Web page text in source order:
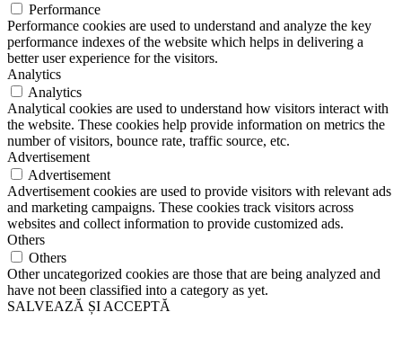
Performance
Performance cookies are used to understand and analyze the key
performance indexes of the website which helps in delivering a
better user experience for the visitors.
Analytics
Analytics
Analytical cookies are used to understand how visitors interact with
the website. These cookies help provide information on metrics the
number of visitors, bounce rate, traffic source, etc.
Advertisement
Advertisement
Advertisement cookies are used to provide visitors with relevant ads
and marketing campaigns. These cookies track visitors across
websites and collect information to provide customized ads.
Others
Others
Other uncategorized cookies are those that are being analyzed and
have not been classified into a category as yet.
SALVEAZĂ ȘI ACCEPTĂ